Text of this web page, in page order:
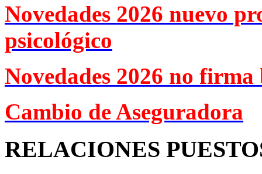
Novedades 2026 nuevo
psicológico
Novedades 2026 no firma
Cambio de Aseguradora
RELACIONES